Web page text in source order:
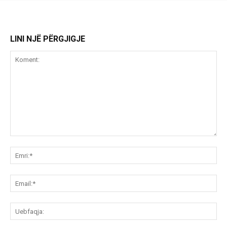
LINI NJË PËRGJIGJE